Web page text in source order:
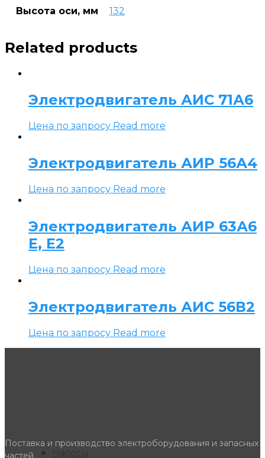
Высота оси, мм 132
Related products
Электродвигатель АИС 71А6
Цена по запросу Read more
Электродвигатель АИР 56А4
Цена по запросу Read more
Электродвигатель АИР 63А6
Е, Е2
Цена по запросу Read more
Электродвигатель АИС 56В2
Цена по запросу Read more
Поставка и производство электроборудования и запасных
частей